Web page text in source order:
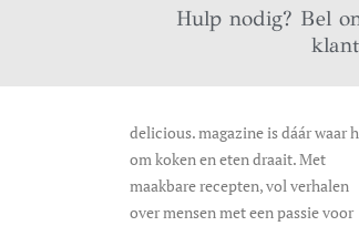
Hulp nodig? Bel
delicious. magazine is dáár waar
om koken en eten draait. Met
maakbare recepten, vol verhalen
over mensen met een passie voor